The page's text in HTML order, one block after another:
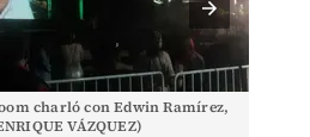
charló con Edwin Ramírez,
VÁZQUEZ)